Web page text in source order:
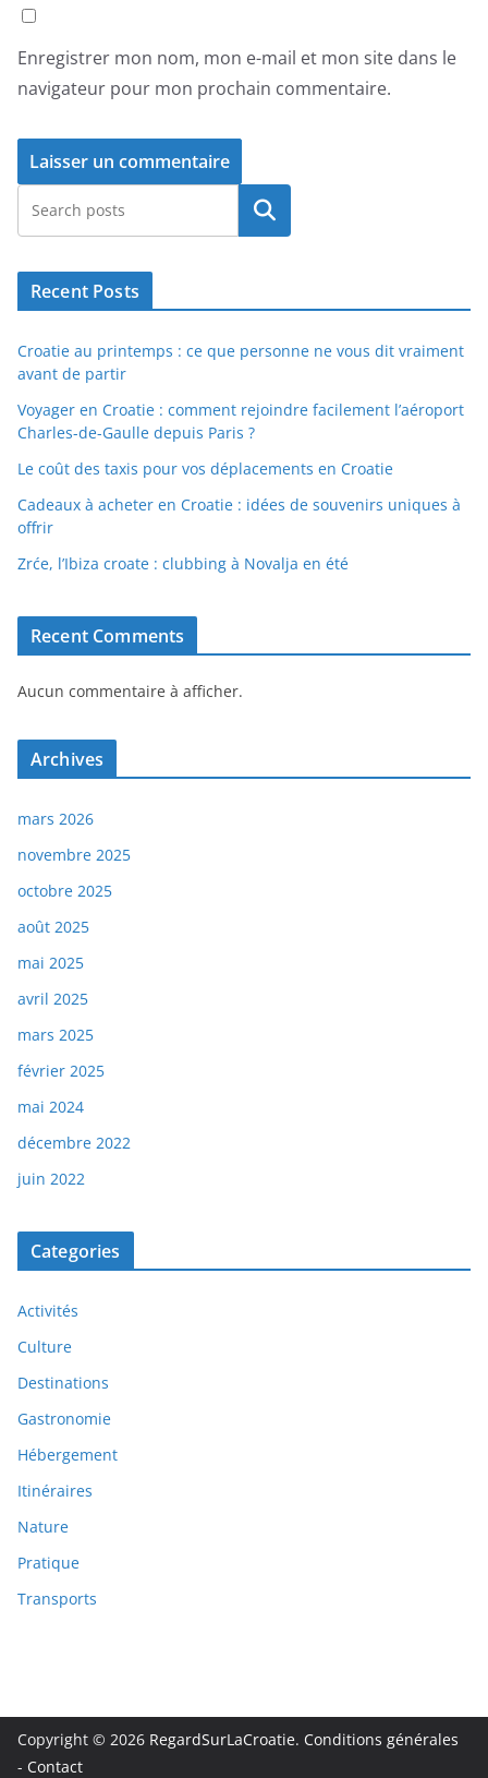
Enregistrer mon nom, mon e-mail et mon site dans le
navigateur pour mon prochain commentaire.
Rechercher
Recent Posts
Croatie au printemps : ce que personne ne vous dit vraiment
avant de partir
Voyager en Croatie : comment rejoindre facilement l’aéroport
Charles-de-Gaulle depuis Paris ?
Le coût des taxis pour vos déplacements en Croatie
Cadeaux à acheter en Croatie : idées de souvenirs uniques à
offrir
Zrće, l’Ibiza croate : clubbing à Novalja en été
Recent Comments
Aucun commentaire à afficher.
Archives
mars 2026
novembre 2025
octobre 2025
août 2025
mai 2025
avril 2025
mars 2025
février 2025
mai 2024
décembre 2022
juin 2022
Categories
Activités
Culture
Destinations
Gastronomie
Hébergement
Itinéraires
Nature
Pratique
Transports
Copyright © 2026 RegardSurLaCroatie. Conditions générales
- Contact